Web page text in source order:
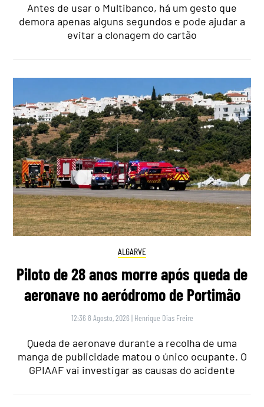
Antes de usar o Multibanco, há um gesto que
demora apenas alguns segundos e pode ajudar a
evitar a clonagem do cartão
ALGARVE
Piloto de 28 anos morre após queda de
aeronave no aeródromo de Portimão
12:36 8 Agosto, 2026 | Henrique Dias Freire
Queda de aeronave durante a recolha de uma
manga de publicidade matou o único ocupante. O
GPIAAF vai investigar as causas do acidente